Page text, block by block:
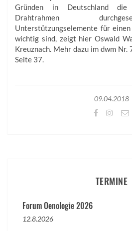
Gründen in Deutschland die
Drahtrahmen
Unterstützungselemente für
wichtig sind, zeigt hier Oswald
Kreuznach. Mehr dazu im dwm
Seite 37.
09.04.2018
TERMINE
Forum Oenologie 2026
12.8.2026